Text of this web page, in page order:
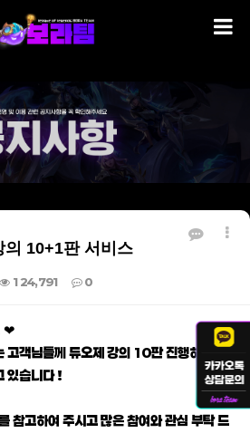
의 10+1판 서비스
124,791 0
❤
고객님들께 듀오제 강의 10판 진행하시면 1
있습니다 !
참고하여 주시고 많은 참여와 관심 부탁 드